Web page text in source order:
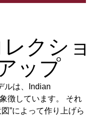
クショ
ップ
ルは、Indian
徴しています。 それ
”によって作り上げら